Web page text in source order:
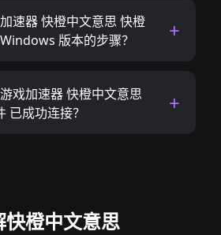
速器 快橙中文意思 快橙
版本的步骤？
戏加速器 快橙中文意思
已成功连接？
快橙中文意思